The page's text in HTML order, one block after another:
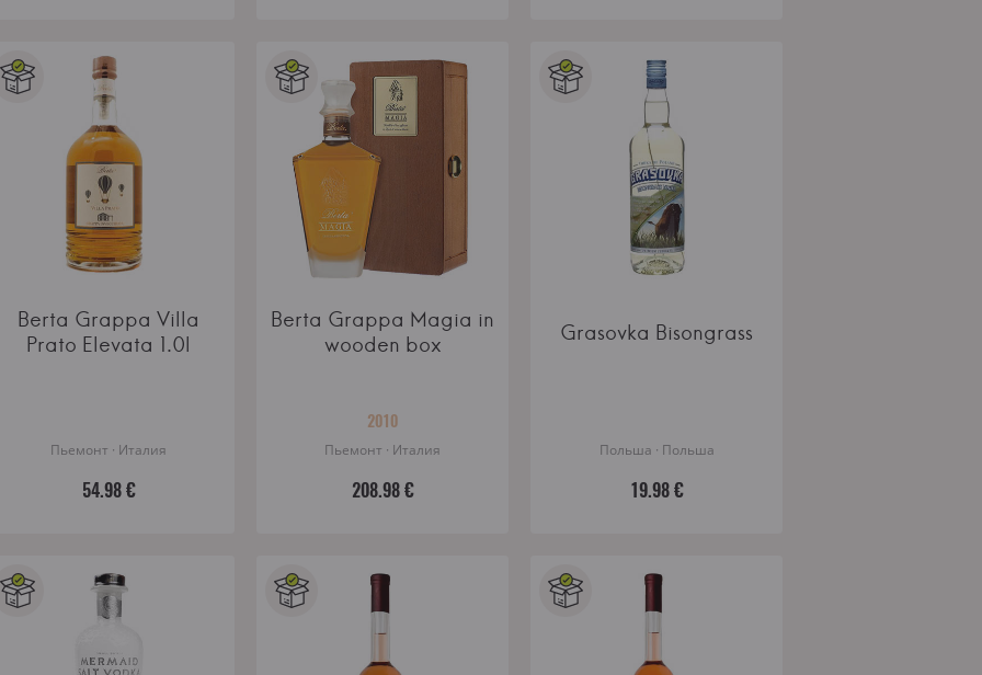
Berta Grappa Villa
Prato Elevata 1.0l
Пьемонт · Италия
54.98 €
Berta Grappa Magia in
wooden box
2010
Пьемонт · Италия
208.98 €
Grasovka Bisongrass
Польша · Польша
19.98 €